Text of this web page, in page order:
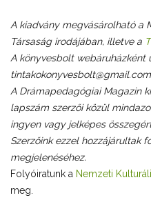
A kiadvány megvásárolható a
Társaság irodájában, illetve a
A könyvesbolt webáruházként
A Drámapedagógiai Magazin
lapszám szerzői közül
ingyen vagy jelképes
Szerzőink ezzel hozzájárultak
megjelenéséhez.
Folyóiratunk a Nemzeti
meg.